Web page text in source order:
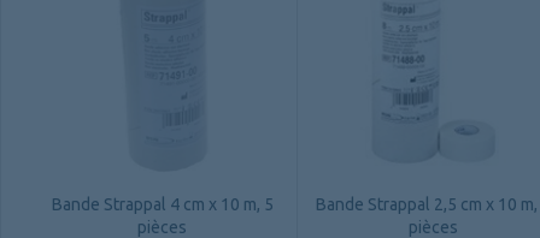
Bande Strappal 4 cm x 10 m, 5
pièces
Bande Strappal 2,5 cm x 10
pièces